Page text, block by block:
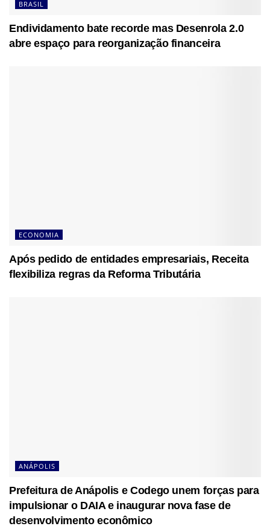
BRASIL
Endividamento bate recorde mas Desenrola 2.0
abre espaço para reorganização financeira
ECONOMIA
Após pedido de entidades empresariais, Receita
flexibiliza regras da Reforma Tributária
ANÁPOLIS
Prefeitura de Anápolis e Codego unem forças para
impulsionar o DAIA e inaugurar nova fase de
desenvolvimento econômico